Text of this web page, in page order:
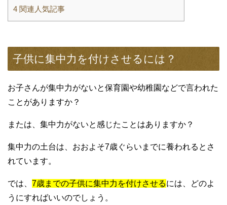
4 関連人気記事
子供に集中力を付けさせるには？
お子さんが集中力がないと保育園や幼稚園などで言われた
ことがありますか？
または、集中力がないと感じたことはありますか？
集中力の土台は、おおよそ7歳ぐらいまでに養われるとさ
れています。
では、 7歳までの子供に集中力を付けさせるには、どのよ
うにすればいいのでしょう。